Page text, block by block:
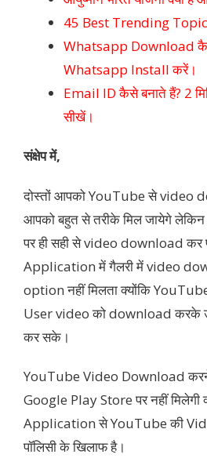
45 Best Trending
Whatsapp Download
Whatsapp Install करें।
Email ID कैसे बनाते हैं? 2
सीखें।
संक्षेप में,
दोस्तों आपको YouTube से video
आपको बहुत से तरीके मिल जायेगे
पर ही सही से video download कर
Application में गैलरी में video
option नहीं मिलता क्योंकि
User video को download करके
कर सके।
YouTube Video Download
Google Play Store पर नहीं मिलेगी
Application से YouTube की
पॉलिसी के खिलाफ है।